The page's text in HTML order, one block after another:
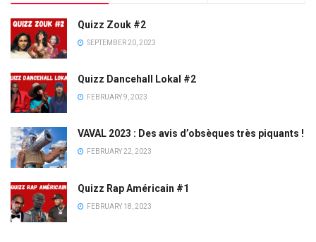
Quizz Zouk #2
SEPTEMBER 20, 2023
Quizz Dancehall Lokal #2
FEBRUARY 9, 2023
VAVAL 2023 : Des avis d’obsèques très piquants !
FEBRUARY 22, 2023
Quizz Rap Américain #1
FEBRUARY 18, 2023